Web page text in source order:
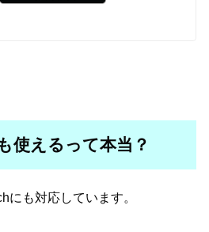
使えるって本当？
にも対応しています。